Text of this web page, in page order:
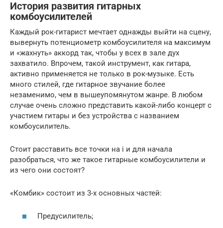
История развития гитарных
комбоусилителей
Каждый рок-гитарист мечтает однажды выйти на сцену,
вывернуть потенциометр комбоусилителя на максимум
и «жахнуть» аккорд так, чтобы у всех в зале дух
захватило. Впрочем, такой инструмент, как гитара,
активно применяется не только в рок-музыке. Есть
много стилей, где гитарное звучание более
незаменимо, чем в вышеупомянутом жанре. В любом
случае очень сложно представить какой-либо концерт с
участием гитары и без устройства с названием
комбоусилитель.
Стоит расставить все точки на i и для начала
разобраться, что же такое гитарные комбоусилители и
из чего они состоят?
«Комбик» состоит из 3-х основных частей:
Предусилитель;